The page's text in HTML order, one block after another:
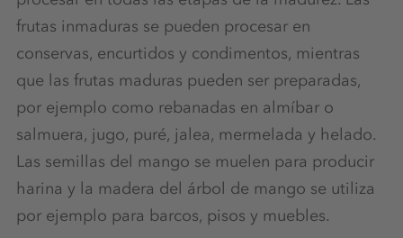
frutas inmaduras se pueden procesar en
conservas, encurtidos y condimentos, mientras
que las frutas maduras pueden ser preparadas,
por ejemplo como rebanadas en almíbar o
salmuera, jugo, puré, jalea, mermelada y helado.
Las semillas del mango se muelen para producir
harina y la madera del árbol de mango se utiliza
por ejemplo para barcos, pisos y muebles.